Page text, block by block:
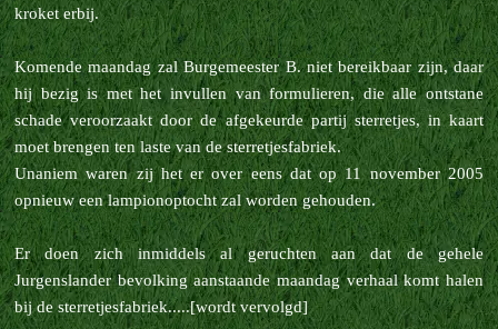
kroket erbij.
Komende maandag zal Burgemeester B. niet bereikbaar zijn, daar
hij bezig is met het invullen van formulieren, die alle ontstane
schade veroorzaakt door de afgekeurde partij sterretjes, in kaart
moet brengen ten laste van de sterretjesfabriek.
Unaniem waren zij het er over eens dat op 11 november 2005
opnieuw een lampionoptocht zal worden gehouden.
Er doen zich inmiddels al geruchten aan dat de gehele
Jurgenslander bevolking aanstaande maandag verhaal komt halen
bij de sterretjesfabriek.....[wordt vervolgd]